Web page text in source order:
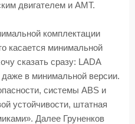
двигателем и АМТ.
комплектации
касается минимальной
сказать сразу: LADA
в минимальной версии.
системы ABS и
устойчивости, штатная
Далее Груненков